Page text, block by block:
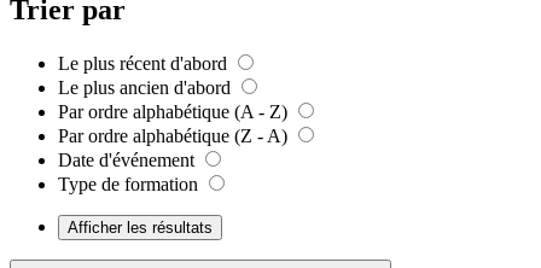
Trier par
Le plus récent d'abord
Le plus ancien d'abord
Par ordre alphabétique (A - Z)
Par ordre alphabétique (Z - A)
Date d'événement
Type de formation
Afficher les résultats